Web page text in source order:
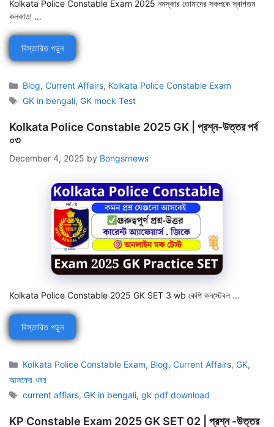
Kolkata Police Constable Exam 2025 নমস্কার তোমাদের সকলকে স্বাগতম
কলকাতা …
বিস্তারিত পড়ুন
Categories
Blog,Current Affairs, Kolkata Police Constable Exam
Tags
GK in bengali,GK mock Test
Kolkata Police Constable 2025 GK | প্রশ্ন-উত্তর পর্ব
০৩
December 4, 2025 by Bongsrnews
Kolkata Police Constable 2025 GK SET 3 wb কেপি কনস্টেবল …
বিস্তারিত পড়ুন
Categories
Kolkata Police Constable Exam, Blog,Current Affairs,GK,
আজকের খবর
Tags
current affiars,GK in bengali,gk pdf download
KP Constable Exam 2025 GK SET 02 | প্রশ্ন -উত্তর